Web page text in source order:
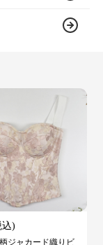
込)
ジャカード織りビ